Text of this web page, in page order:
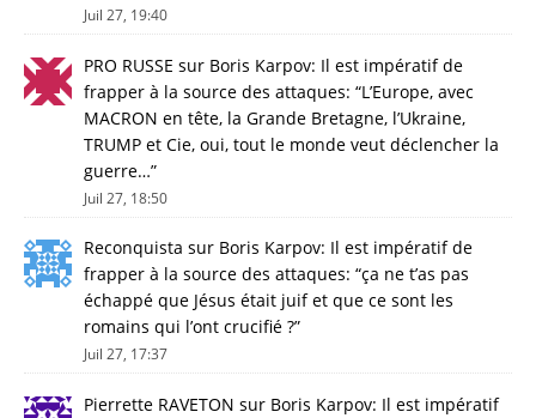
Juil 27, 19:40
PRO RUSSE sur Boris Karpov: Il est impératif de
frapper à la source des attaques: “L’Europe, avec
MACRON en tête, la Grande Bretagne, l’Ukraine,
TRUMP et Cie, oui, tout le monde veut déclencher la
guerre…”
Juil 27, 18:50
Reconquista sur Boris Karpov: Il est impératif de
frapper à la source des attaques: “ça ne t’as pas
échappé que Jésus était juif et que ce sont les
romains qui l’ont crucifié ?”
Juil 27, 17:37
Pierrette RAVETON sur Boris Karpov: Il est impératif